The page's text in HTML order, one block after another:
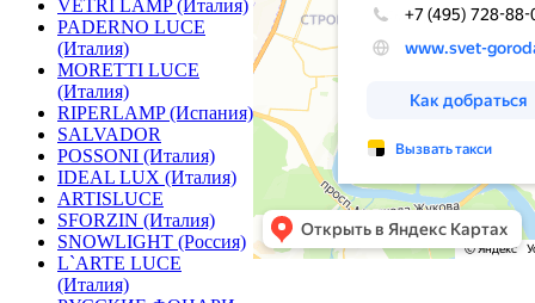
VETRI LAMP (Италия)
PADERNO LUCE
(Италия)
MORETTI LUCE
(Италия)
RIPERLAMP (Испания)
SALVADOR
POSSONI (Италия)
IDEAL LUX (Италия)
ARTISLUCE
SFORZIN (Италия)
SNOWLIGHT (Россия)
L`ARTE LUCE
(Италия)